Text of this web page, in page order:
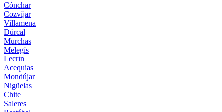
Cónchar
Cozvíjar
Villamena
Dúrcal
Murchas
Melegís
Lecrín
Acequias
Mondújar
Nigüelas
Chite
Saleres